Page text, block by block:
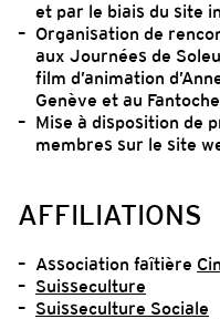
et par le biais du site
Organisation de
aux Journées de
film d’animation
Genève et au
Mise à disposition de
membres sur le site
AFFILIATIONS
Association faîtière
Suisseculture
Suisseculture Sociale